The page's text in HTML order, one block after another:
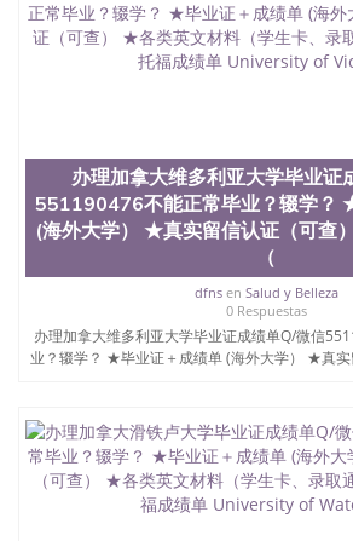
办理加拿大维多利亚大学毕业证
551190476不能正常毕业？辍学？
(海外大学） ★真实留信认证（可查
（
dfnsen Salud y Belleza
0 Respuestas
办理加拿大维多利亚大学毕业证成绩单Q/微信
业？辍学？ ★毕业证＋成绩单 (海外大学） ★真实